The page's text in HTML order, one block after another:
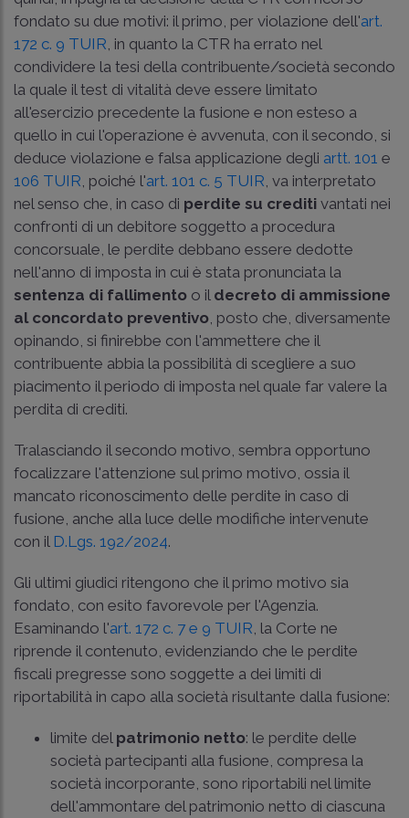
fondato su due motivi: il primo, per violazione dell'art.
172 c. 9 TUIR , in quanto la CTR ha errato nel
condividere la tesi della contribuente/società secondo
la quale il test di vitalità deve essere limitato
all'esercizio precedente la fusione e non esteso a
quello in cui l'operazione è avvenuta, con il secondo, si
deduce violazione e falsa applicazione degli artt. 101 e
106 TUIR , poiché l'art. 101 c. 5 TUIR , va interpretato
nel senso che, in caso di perdite su crediti vantati nei
confronti di un debitore soggetto a procedura
concorsuale, le perdite debbano essere dedotte
nell'anno di imposta in cui è stata pronunciata la
sentenza di fallimento o il decreto di ammissione
al concordato preventivo , posto che, diversamente
opinando, si finirebbe con l'ammettere che il
contribuente abbia la possibilità di scegliere a suo
piacimento il periodo di imposta nel quale far valere la
perdita di crediti.
Tralasciando il secondo motivo, sembra opportuno
focalizzare l'attenzione sul primo motivo, ossia il
mancato riconoscimento delle perdite in caso di
fusione, anche alla luce delle modifiche intervenute
con il D.Lgs. 192/2024.
Gli ultimi giudici ritengono che il primo motivo sia
fondato, con esito favorevole per l'Agenzia.
Esaminando l'art. 172 c. 7 e 9 TUIR , la Corte ne
riprende il contenuto, evidenziando che le perdite
fiscali pregresse sono soggette a dei limiti di
riportabilità in capo alla società risultante dalla fusione:
limite del patrimonio netto: le perdite delle
società partecipanti alla fusione, compresa la
società incorporante, sono riportabili nel limite
dell'ammontare del patrimonio netto di ciascuna